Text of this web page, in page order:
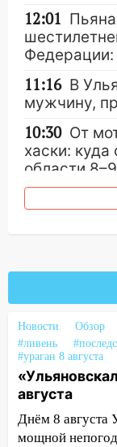
12:01
Федерации:
11:16 В
мужчину,
10:30 От
хаски: куда
области
Дети
пешеходы.
08:30
домов и
07:50
августа
Новости Обзор
#ливень
#ураган 8 августа
августа
Днём 8 августа
мощной